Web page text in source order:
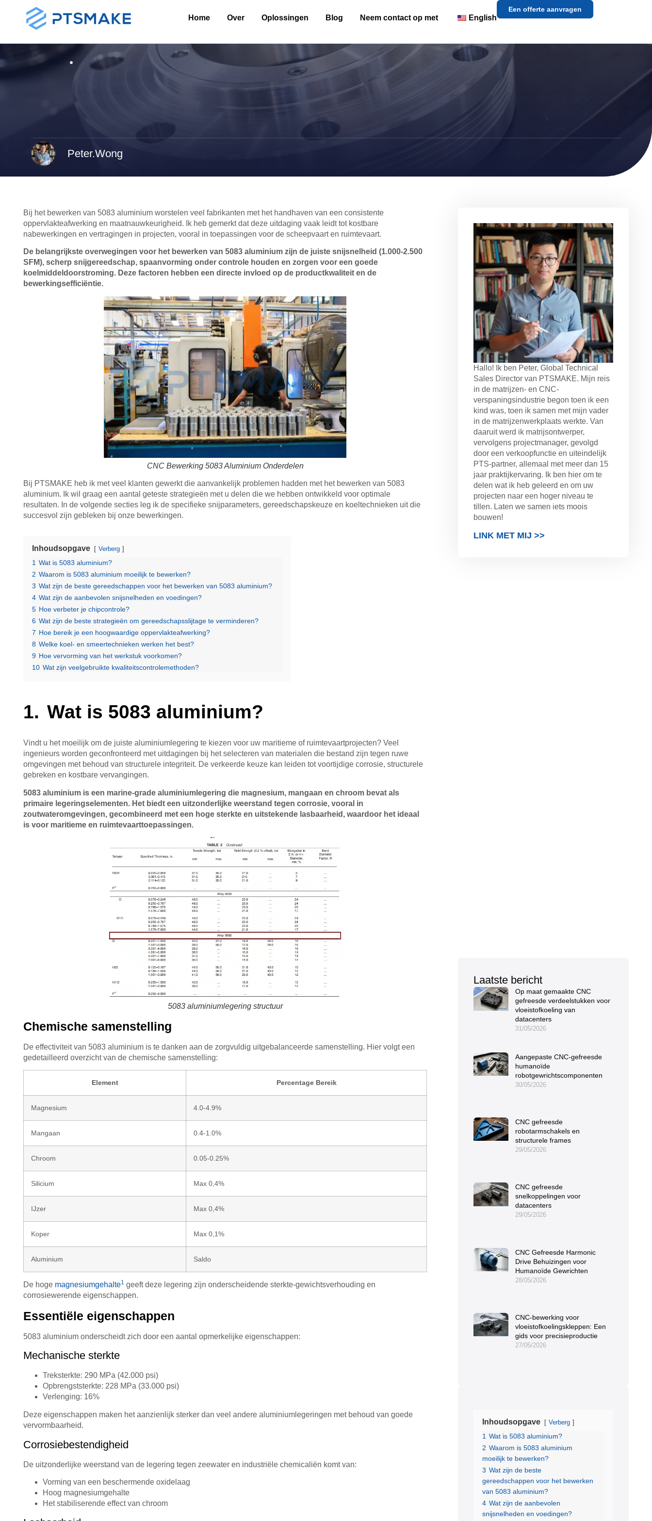
Home Over Oplossingen Blog Neem contact op met English
Een offerte aanvragen
Peter.Wong
Bij het bewerken van 5083 aluminium worstelen veel fabrikanten met het handhaven van een consistente
oppervlakteafwerking en maatnauwkeurigheid. Ik heb gemerkt dat deze uitdaging vaak leidt tot kostbare
nabewerkingen en vertragingen in projecten, vooral in toepassingen voor de scheepvaart en ruimtevaart.
De belangrijkste overwegingen voor het bewerken van 5083 aluminium zijn de juiste snijsnelheid (1.000-2.500
SFM), scherp snijgereedschap, spaanvorming onder controle houden en zorgen voor een goede
koelmiddeldoorstroming. Deze factoren hebben een directe invloed op de productkwaliteit en de
bewerkingsefficiëntie.
CNC Bewerking 5083 Aluminium Onderdelen
Bij PTSMAKE heb ik met veel klanten gewerkt die aanvankelijk problemen hadden met het bewerken van 5083
aluminium. Ik wil graag een aantal geteste strategieën met u delen die we hebben ontwikkeld voor optimale
resultaten. In de volgende secties leg ik de specifieke snijparameters, gereedschapskeuze en koeltechnieken uit die
succesvol zijn gebleken bij onze bewerkingen.
Inhoudsopgave Verberg
1 Wat is 5083 aluminium?
2 Waarom is 5083 aluminium moeilijk te bewerken?
3 Wat zijn de beste gereedschappen voor het bewerken van 5083 aluminium?
4 Wat zijn de aanbevolen snijsnelheden en voedingen?
5 Hoe verbeter je chipcontrole?
6 Wat zijn de beste strategieën om gereedschapsslijtage te verminderen?
7 Hoe bereik je een hoogwaardige oppervlakteafwerking?
8 Welke koel- en smeertechnieken werken het best?
9 Hoe vervorming van het werkstuk voorkomen?
10 Wat zijn veelgebruikte kwaliteitscontrolemethoden?
Wat is 5083 aluminium?
Vindt u het moeilijk om de juiste aluminiumlegering te kiezen voor uw maritieme of ruimtevaartprojecten? Veel
ingenieurs worden geconfronteerd met uitdagingen bij het selecteren van materialen die bestand zijn tegen ruwe
omgevingen met behoud van structurele integriteit. De verkeerde keuze kan leiden tot voortijdige corrosie, structurele
gebreken en kostbare vervangingen.
5083 aluminium is een marine-grade aluminiumlegering die magnesium, mangaan en chroom bevat als
primaire legeringselementen. Het biedt een uitzonderlijke weerstand tegen corrosie, vooral in
zoutwateromgevingen, gecombineerd met een hoge sterkte en uitstekende lasbaarheid, waardoor het ideaal
is voor maritieme en ruimtevaarttoepassingen.
5083 aluminiumlegering structuur
Chemische samenstelling
De effectiviteit van 5083 aluminium is te danken aan de zorgvuldig uitgebalanceerde samenstelling. Hier volgt een
gedetailleerd overzicht van de chemische samenstelling:
Element Percentage Bereik
Magnesium 4.0-4.9%
Mangaan 0.4-1.0%
Chroom 0.05-0.25%
Silicium Max 0,4%
IJzer Max 0,4%
Koper Max 0,1%
Aluminium Saldo
De hoge magnesiumgehalte1 geeft deze legering zijn onderscheidende sterkte-gewichtsverhouding en
corrosiewerende eigenschappen.
Essentiële eigenschappen
5083 aluminium onderscheidt zich door een aantal opmerkelijke eigenschappen:
Mechanische sterkte
Treksterkte: 290 MPa (42.000 psi)
Opbrengststerkte: 228 MPa (33.000 psi)
Verlenging: 16%
Deze eigenschappen maken het aanzienlijk sterker dan veel andere aluminiumlegeringen met behoud van goede
vervormbaarheid.
Corrosiebestendigheid
De uitzonderlijke weerstand van de legering tegen zeewater en industriële chemicaliën komt van:
Vorming van een beschermende oxidelaag
Hoog magnesiumgehalte
Het stabiliserende effect van chroom
Hallo! Ik ben Peter, Global Technical
Sales Director van PTSMAKE. Mijn reis
in de matrijzen- en CNC-
verspaningsindustrie begon toen ik een
kind was, toen ik samen met mijn vader
in de matrijzenwerkplaats werkte. Van
daaruit werd ik matrijsontwerper,
vervolgens projectmanager, gevolgd
door een verkoopfunctie en uiteindelijk
PTS-partner, allemaal met meer dan 15
jaar praktijkervaring. Ik ben hier om te
delen wat ik heb geleerd en om uw
projecten naar een hoger niveau te
tillen. Laten we samen iets moois
bouwen!
LINK MET MIJ >>
Laatste bericht
Op maat gemaakte CNC
gefreesde verdeelstukken voor
vloeistofkoeling van
datacenters
31/05/2026
Aangepaste CNC-gefreesde
humanoïde
robotgewrichtscomponenten
30/05/2026
CNC gefreesde
robotarmschakels en
structurele frames
29/05/2026
CNC gefreesde
snelkoppelingen voor
datacenters
29/05/2026
CNC Gefreesde Harmonic
Drive Behuizingen voor
Humanoïde Gewrichten
28/05/2026
CNC-bewerking voor
vloeistofkoelingskleppen: Een
gids voor precisieproductie
27/05/2026
Inhoudsopgave Verberg
1 Wat is 5083 aluminium?
2 Waarom is 5083 aluminium
moeilijk te bewerken?
3 Wat zijn de beste
gereedschappen voor het bewerken
van 5083 aluminium?
4 Wat zijn de aanbevolen
snijsnelheden en voedingen?